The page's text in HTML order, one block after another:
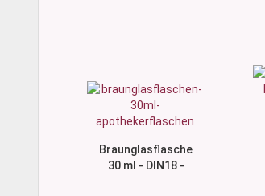
Braunglasflasche
30 ml - DIN18 -